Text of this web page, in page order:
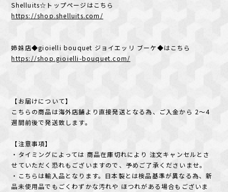
Shelluits☆トップページはこちら
https://shop.shelluits.com/
姉妹店◆gioielli bouquet ジョイエッリ ブーケ◆はこちら
https://shop.gioielli-bouquet.com/
【お届けについて】
こちらの商品は海外店舗より直接発送となる為、ご入金から 2～4
週間前後で発送致します。
【注意事項】
・タイミングによっては 商品在庫切れにより 注文キャンセルとさ
せていただく恐れもございますので、予めご了承くださいませ。
・こちらは輸入品となります。日本製とは検品基準が異なる為、新
品未使用品でもごくわずかな汚れや ほつれがある場合もございま